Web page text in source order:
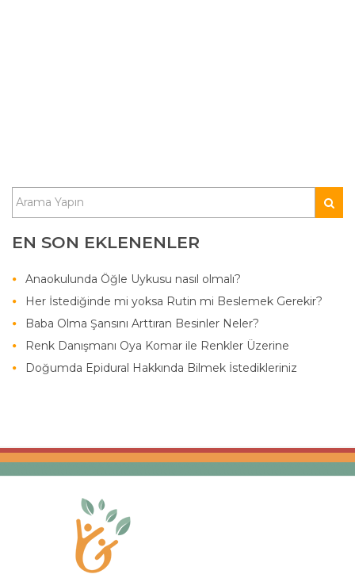
EN SON EKLENENLER
Anaokulunda Öğle Uykusu nasıl olmalı?
Her İstediğinde mi yoksa Rutin mi Beslemek Gerekir?
Baba Olma Şansını Arttıran Besinler Neler?
Renk Danışmanı Oya Komar ile Renkler Üzerine
Doğumda Epidural Hakkında Bilmek İstedikleriniz